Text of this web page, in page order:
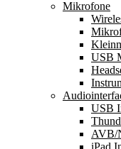
Mikrofone
USB
USB
AVB/
iPad